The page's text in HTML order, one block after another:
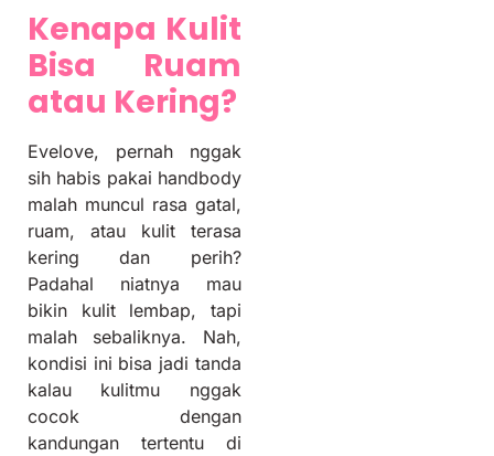
Kenapa Kulit
Bisa Ruam
atau Kering?
Evelove, pernah nggak
sih habis pakai handbody
malah muncul rasa gatal,
ruam, atau kulit terasa
kering dan perih?
Padahal niatnya mau
bikin kulit lembap, tapi
malah sebaliknya. Nah,
kondisi ini bisa jadi tanda
kalau kulitmu nggak
cocok dengan
kandungan tertentu di